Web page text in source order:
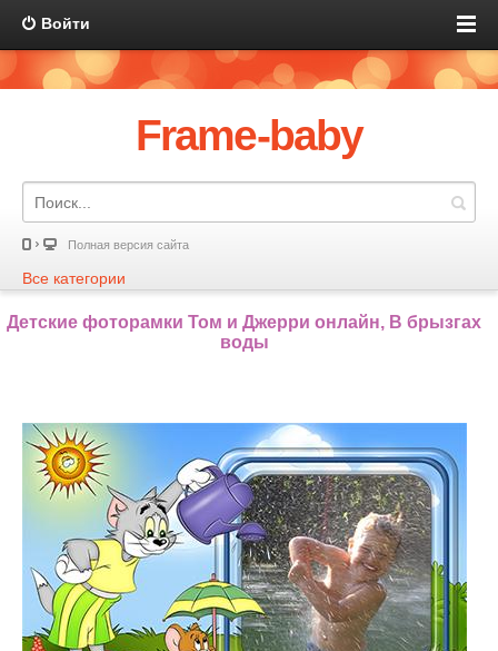
Войти
Frame-baby
Полная версия сайта
Все категории
Детские фоторамки Том и Джерри онлайн, В брызгах
воды